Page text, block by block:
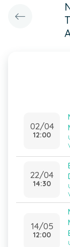
02/04
12:00
22/04
14:30
14/05
12:00